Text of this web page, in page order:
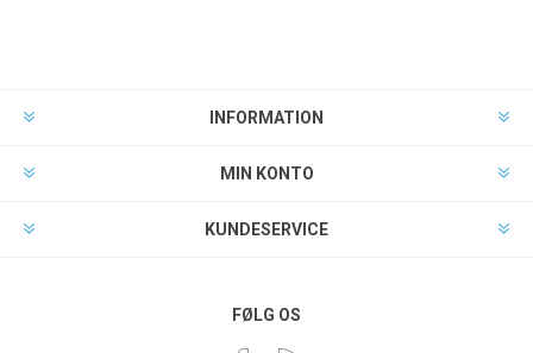
INFORMATION
MIN KONTO
KUNDESERVICE
FØLG OS